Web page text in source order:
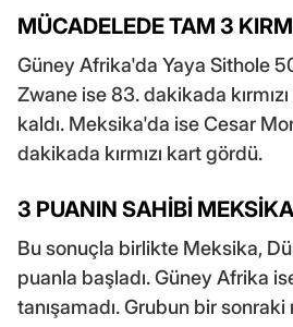
MÜCADELEDE TAM 3
Güney Afrika'da Yaya Sithole
Zwane ise 83. dakikada
kaldı. Meksika'da ise Cesar
dakikada kırmızı kart gördü.
3 PUANIN SAHİBİ MEKSİKA
Bu sonuçla birlikte Meksika,
puanla başladı. Güney Afrika
tanışamadı. Grubun bir sonraki